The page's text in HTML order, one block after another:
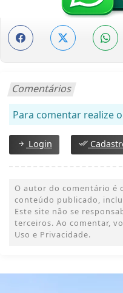
Comentários
Para comentar realize
Login
O autor do comentário é
conteúdo publicado,
Este site não se
terceiros. Ao comentar,
Uso e Privacidade.